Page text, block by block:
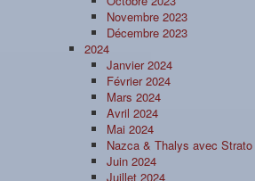
Novembre 2023
Décembre 2023
2024
Janvier 2024
Février 2024
Mars 2024
Avril 2024
Mai 2024
Nazca & Thalys avec Strato
Juin 2024
Juillet 2024